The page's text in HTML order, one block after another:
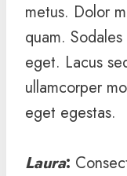
metus. Dolor
quam.
eget. Lacus
ullamcorper
eget egestas.
Laura: